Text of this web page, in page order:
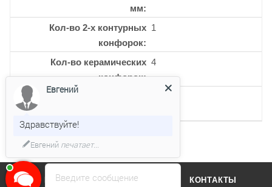
мм
Кол-во 2-х контурных
конфорок
1
Кол-во керамических
конфорок
4
О КОМПАНИИ ОТЗЫВЫ КОНТАКТЫ
Введите сообщение
Евгений
Здравствуйте!
Евгенийпечатает...